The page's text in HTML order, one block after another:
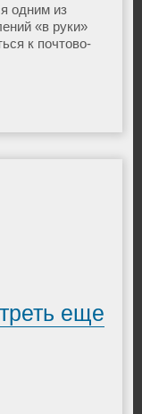
одним из
«в руки»
к почтово-
еще